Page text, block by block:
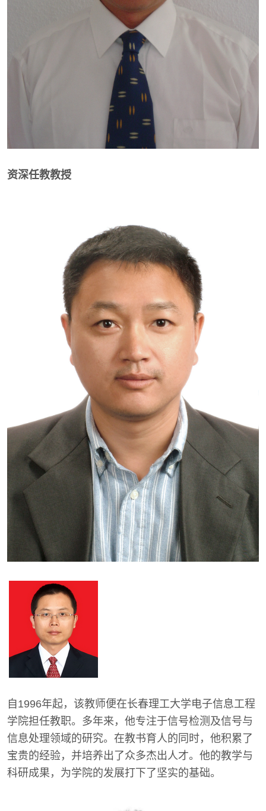
资深任教教授
自1996年起，该教师便在长春理工大学电子信息工程
学院担任教职。多年来，他专注于信号检测及信号与
信息处理领域的研究。在教书育人的同时，他积累了
宝贵的经验，并培养出了众多杰出人才。他的教学与
科研成果，为学院的发展打下了坚实的基础。